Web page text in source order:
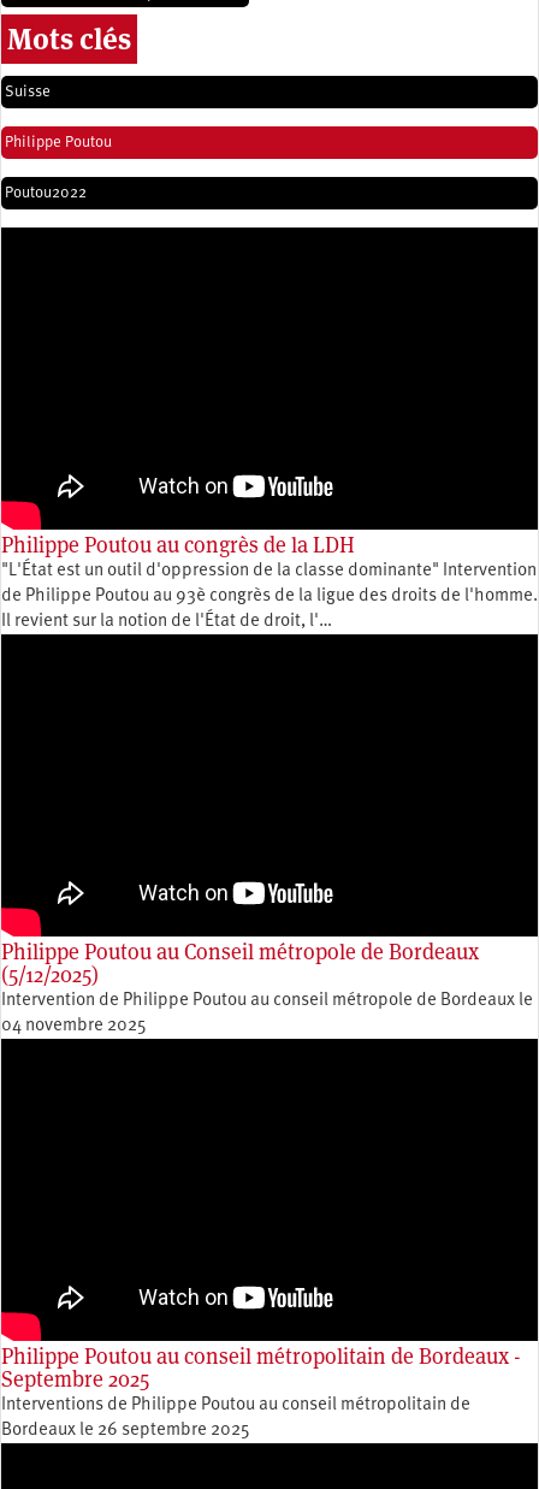
Mots clés
Suisse
Philippe Poutou
Poutou2022
Philippe Poutou au congrès de la LDH
"L'État est un outil d'oppression de la classe dominante" Intervention
de Philippe Poutou au 93è congrès de la ligue des droits de l'homme.
Il revient sur la notion de l'État de droit, l'…
Philippe Poutou au Conseil métropole de Bordeaux
(5/12/2025)
Intervention de Philippe Poutou au conseil métropole de Bordeaux le
04 novembre 2025
Philippe Poutou au conseil métropolitain de Bordeaux -
Septembre 2025
Interventions de Philippe Poutou au conseil métropolitain de
Bordeaux le 26 septembre 2025